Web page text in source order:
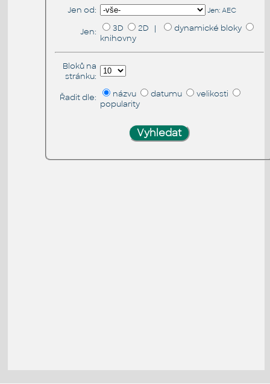
Jen od: Jen: AEC
Jen: 3D 2D |
dynamické bloky
knihovny
Bloků na
stránku:
Řadit dle: názvu datumu
velikosti
popularity